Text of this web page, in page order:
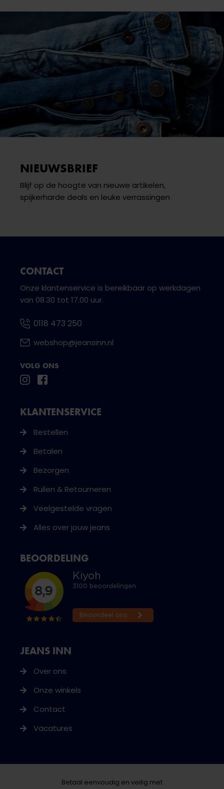
NIEUWSBRIEF
Blijf op de hoogte van nieuwe artikelen,
spijkerharde deals en leuke verrassingen
CONTACT
Onze klantenservice is bereikbaar op werkdagen
van 08.30 tot 17.00 uur.
0118 473 250
webshop@jeansinn.nl
VOLG ONS
JEANS INN
Over ons
Onze winkels
Contact
Vacatures
KLANTENSERVICE
Bestellen
Betalen
Bezorgen
Ruilen & Retourneren
Veelgestelde vragen
Alles over jouw jeans
BEOORDELING
Betaal eenvoudig en veilig met